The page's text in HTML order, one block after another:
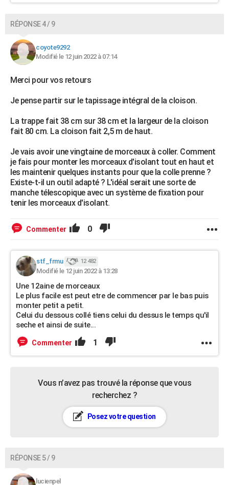
RÉPONSE 4 / 9
coyote9292
Modifié le 12 juin 2022 à 07:14
Merci pour vos retours
Je pense partir sur le tapissage intégral de la cloison.
La trappe fait 38 cm sur 38 cm et la largeur de la cloison
fait 80 cm. La cloison fait 2,5 m de haut.
Je vais avoir une vingtaine de morceaux à coller. Comment
je fais pour monter les morceaux d'isolant tout en haut et
les maintenir quelques instants pour que la colle prenne ?
Existe-t-il un outil adapté ? L'idéal serait une sorte de
manche télescopique avec un système de fixation pour
tenir les morceaux d'isolant.
Commenter 0
stf_frmu 12 482
Modifié le 12 juin 2022 à 13:28
Une 12aine de morceaux
Le plus facile est peut etre de commencer par le bas puis
monter petit a petit.
Celui du dessous collé tiens celui du dessus le temps qu'il
seche et ainsi de suite...
Commenter 1
Vous n’avez pas trouvé la réponse que vous
recherchez ?
Posez votre question
RÉPONSE 5 / 9
lucienpel